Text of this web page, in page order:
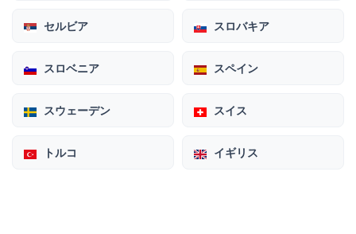
セルビア スロバキア
スロベニア スペイン
スウェーデン スイス
トルコ イギリス